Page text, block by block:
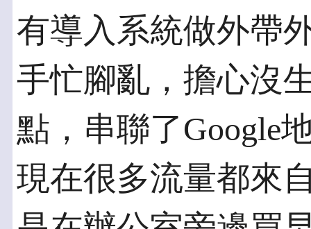
有導入系統做外帶
手忙腳亂，擔心沒
點，串聯了Google
現在很多流量都來